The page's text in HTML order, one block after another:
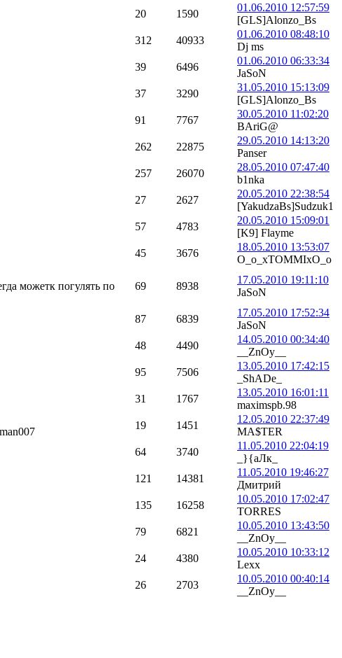
20 1590
01.06.2010 12:57:59
[GLS]Alonzo_Bs
312 40933
01.06.2010 08:48:10
Dj ms
39 6496
01.06.2010 06:33:34
JaSoN
37 3290
31.05.2010 15:13:09
[GLS]Alonzo_Bs
91 7767
30.05.2010 11:02:20
BAriG@
262 22875
29.05.2010 14:13:20
Panser
257 26070
28.05.2010 07:47:40
b1nka
27 2627
20.05.2010 22:38:54
[YakudzaBs]Sudzuk1
57 4783
20.05.2010 15:09:01
[K9] Flayme
45 3676
18.05.2010 13:53:07
O_o_xTOMMIxO_o
можетк погулять по
69 8938
17.05.2010 19:11:10
JaSoN
87 6839
17.05.2010 17:52:34
JaSoN
48 4490
14.05.2010 00:34:40
__ZnOy__
95 7506
13.05.2010 17:42:15
_ShADe_
31 1767
13.05.2010 16:01:11
maximspb.98
19 1451
12.05.2010 22:37:49
MA$TER
64 3740
11.05.2010 22:04:19
_}{аЛк_
121 14381
11.05.2010 19:46:27
Дмитрий
135 16258
10.05.2010 17:02:47
TORRES
79 6821
10.05.2010 13:43:50
__ZnOy__
24 4380
10.05.2010 10:33:12
Lexx
26 2703
10.05.2010 00:40:14
__ZnOy__